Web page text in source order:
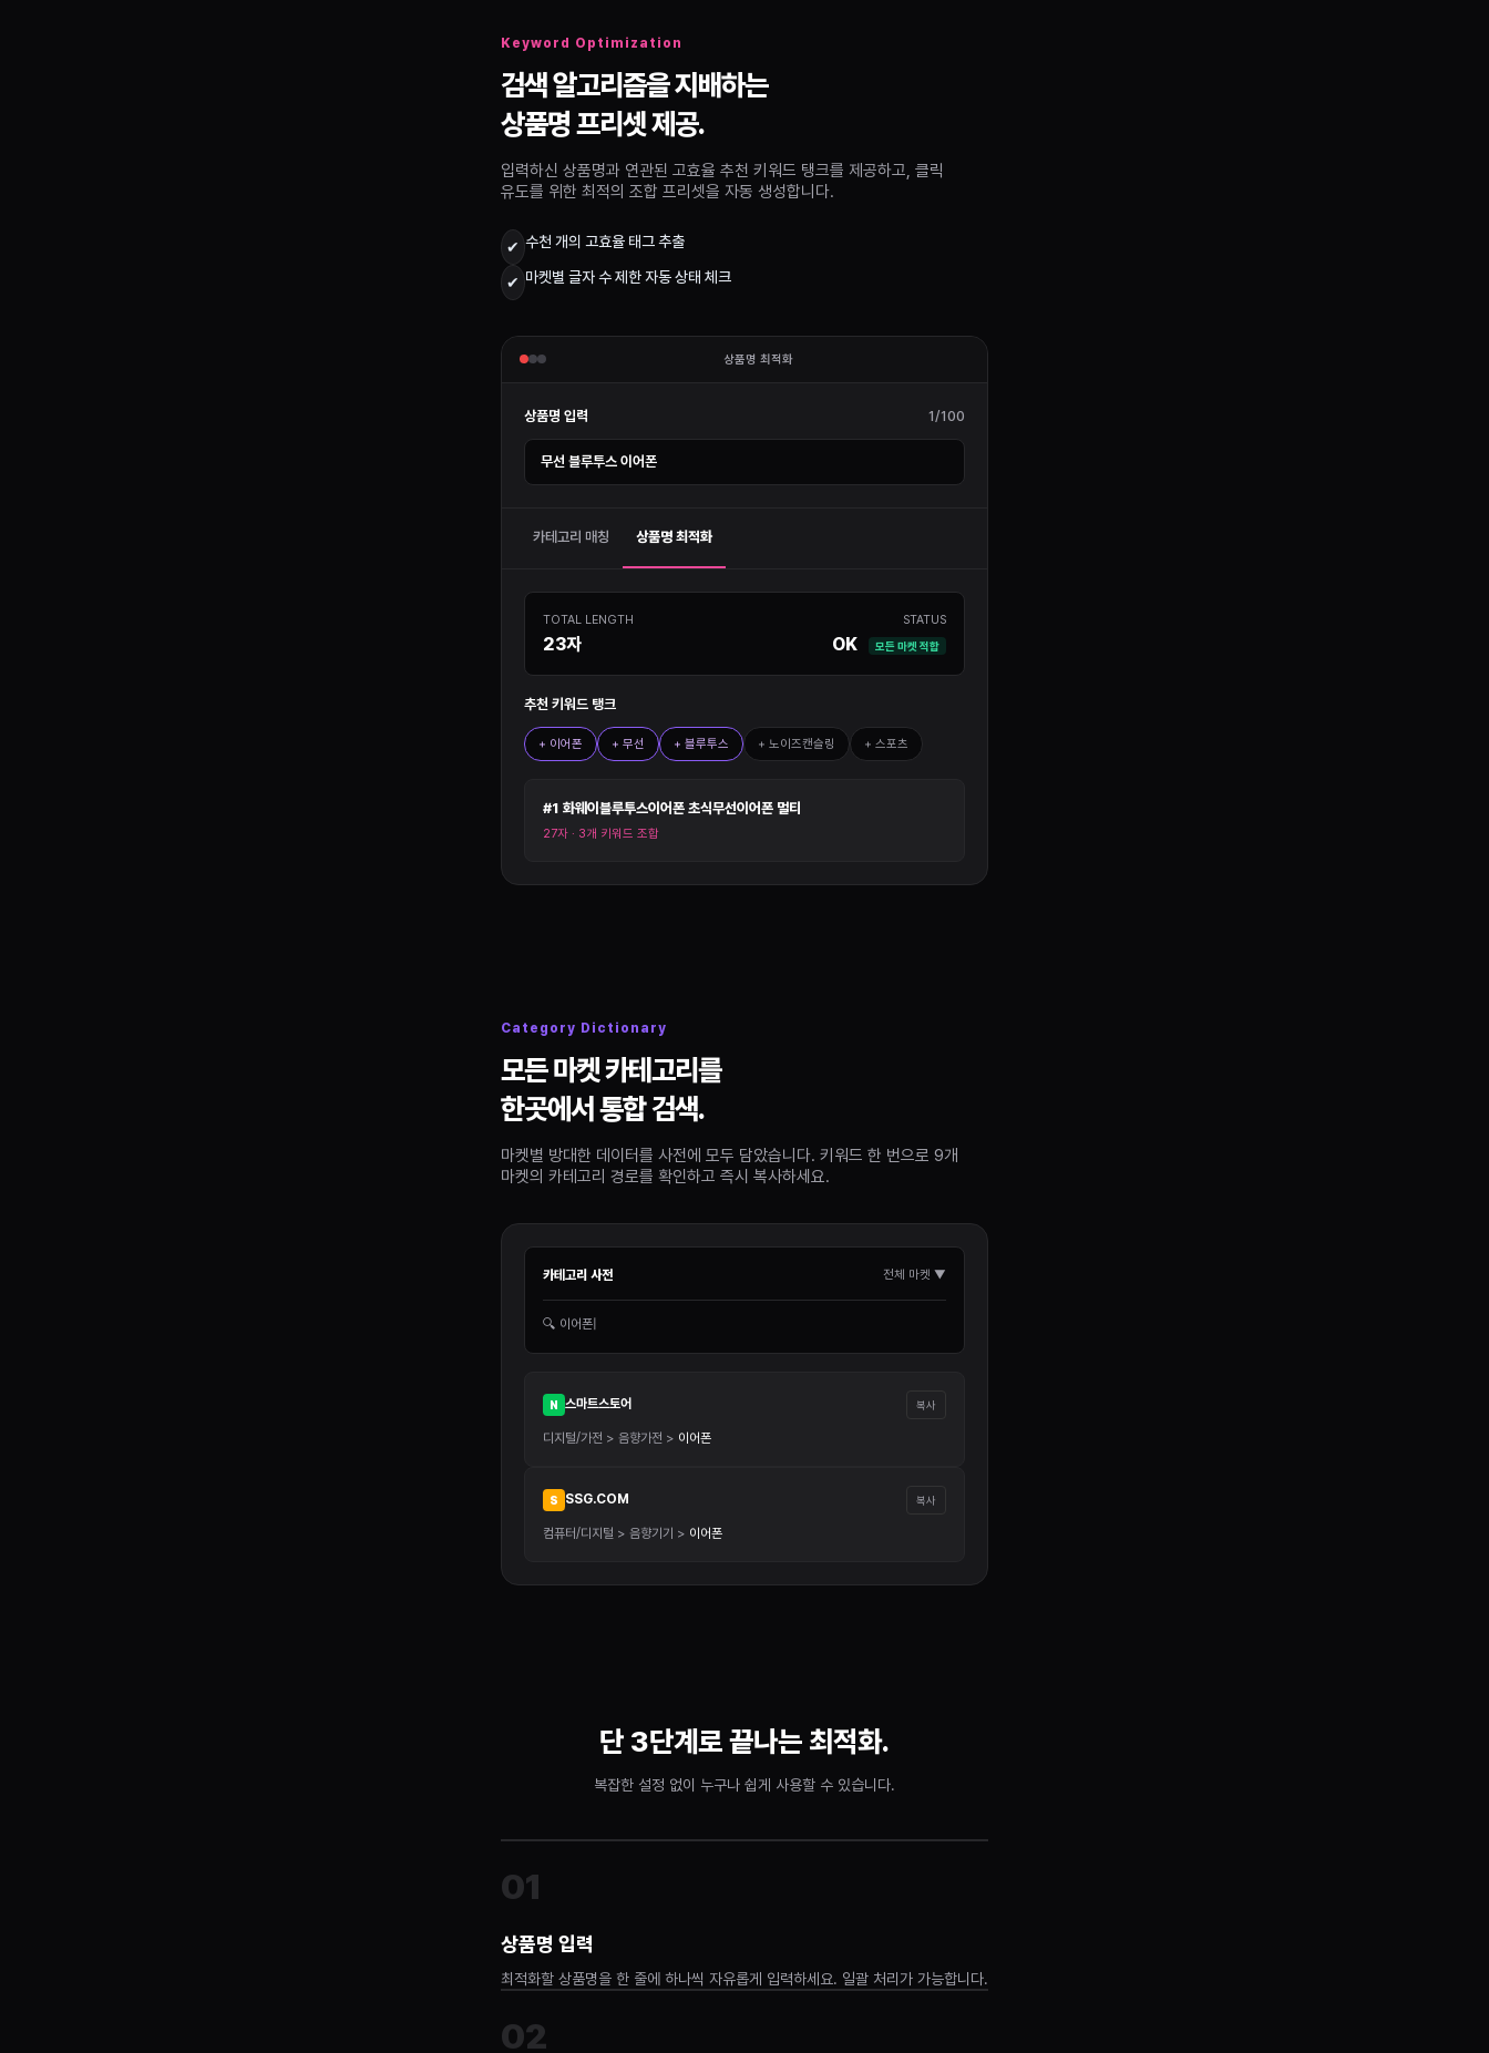
Keyword Optimization
검색 알고리즘을 지배하는
상품명 프리셋 제공.
입력하신 상품명과 연관된 고효율 추천 키워드 탱크를 제공하고, 클릭
유도를 위한 최적의 조합 프리셋을 자동 생성합니다.
✔ 수천 개의 고효율 태그 추출
✔ 마켓별 글자 수 제한 자동 상태 체크
상품명 최적화
상품명 입력 1/100
무선 블루투스 이어폰
카테고리 매칭 상품명 최적화
TOTAL LENGTH
23자
STATUS
OK 모든 마켓 적합
추천 키워드 탱크
+ 이어폰 + 무선 + 블루투스 + 노이즈캔슬링 + 스포츠
#1 화웨이블루투스이어폰 초식무선이어폰 멀티
27자 · 3개 키워드 조합
Category Dictionary
모든 마켓 카테고리를
한곳에서 통합 검색.
마켓별 방대한 데이터를 사전에 모두 담았습니다. 키워드 한 번으로 9개
마켓의 카테고리 경로를 확인하고 즉시 복사하세요.
카테고리 사전 전체 마켓 ▼
🔍 이어폰|
N 스마트스토어 복사
디지털/가전 > 음향가전 > 이어폰
S SSG.COM 복사
컴퓨터/디지털 > 음향기기 > 이어폰
단 3단계로 끝나는 최적화.
복잡한 설정 없이 누구나 쉽게 사용할 수 있습니다.
01
상품명 입력
최적화할 상품명을 한 줄에 하나씩 자유롭게 입력하세요. 일괄 처리가 가능합니다.
02